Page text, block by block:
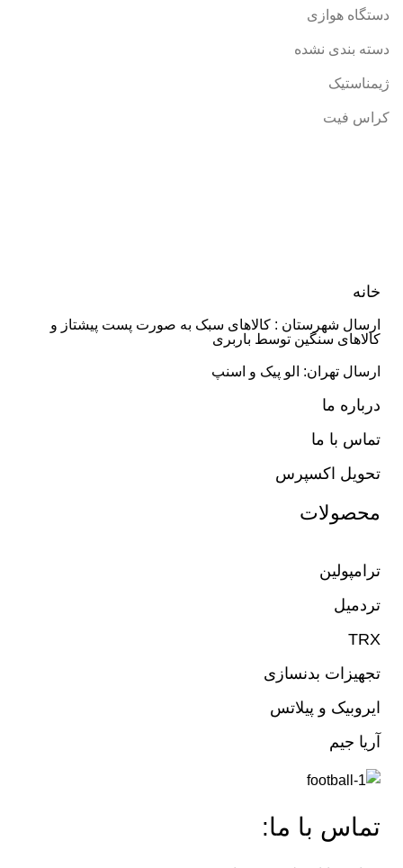
دستگاه هوازی
دسته بندی نشده
ژیمناستیک
کراس فیت
خانه
ارسال شهرستان : کالاهای سبک به صورت پست پیشتاز و
کالاهای سنگین توسط باربری
ارسال تهران: الو پیک و اسنپ
درباره ما
تماس با ما
تحویل اکسپرس
محصولات
ترامپولین
تردمیل
TRX
تجهیزات بدنسازی
ایروبیک و پیلاتس
آریا جیم
تماس با ما: